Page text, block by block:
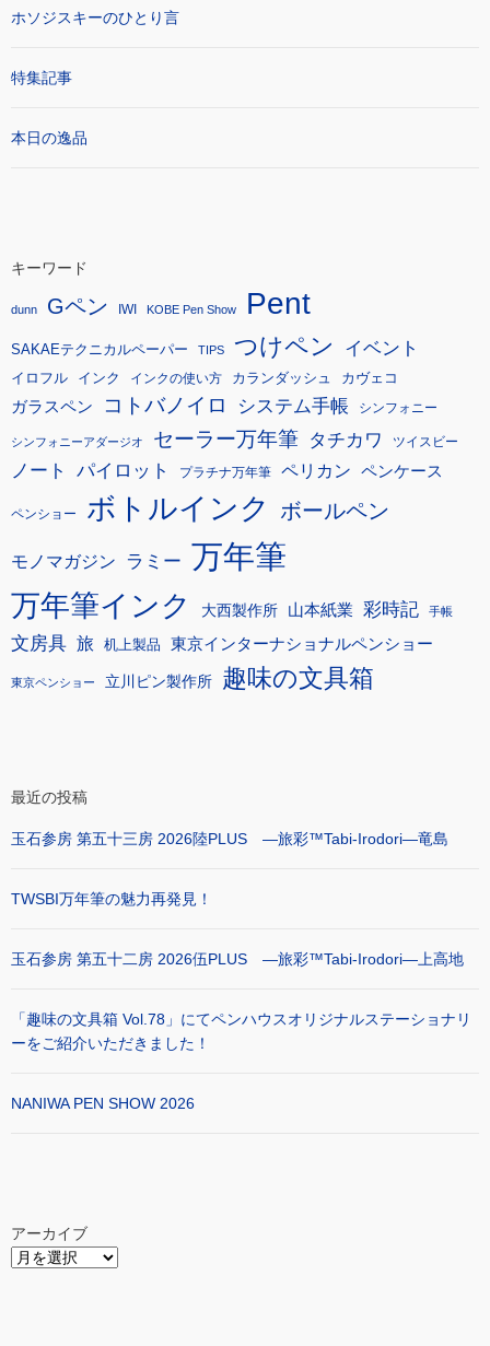
ホソジスキーのひとり言
特集記事
本日の逸品
キーワード
dunn Gペン IWI KOBE Pen Show Pent
SAKAEテクニカルペーパー TIPS つけペン イベント
イロフル インク インクの使い方 カランダッシュ カヴェコ
ガラスペン コトバノイロ システム手帳 シンフォニー
シンフォニーアダージオ セーラー万年筆 タチカワ ツイスビー
ノート パイロット プラチナ万年筆 ペリカン ペンケース
ペンショー ボトルインク ボールペン
モノマガジン ラミー 万年筆
万年筆インク 大西製作所 山本紙業 彩時記 手帳
文房具 旅 机上製品 東京インターナショナルペンショー
東京ペンショー 立川ピン製作所 趣味の文具箱
最近の投稿
玉石参房 第五十三房 2026陸PLUS ―旅彩™Tabi-Irodori―竜島
TWSBI万年筆の魅力再発見！
玉石参房 第五十二房 2026伍PLUS ―旅彩™Tabi-Irodori―上高地
「趣味の文具箱 Vol.78」にてペンハウスオリジナルステーショナリ
ーをご紹介いただきました！
NANIWA PEN SHOW 2026
アーカイブ